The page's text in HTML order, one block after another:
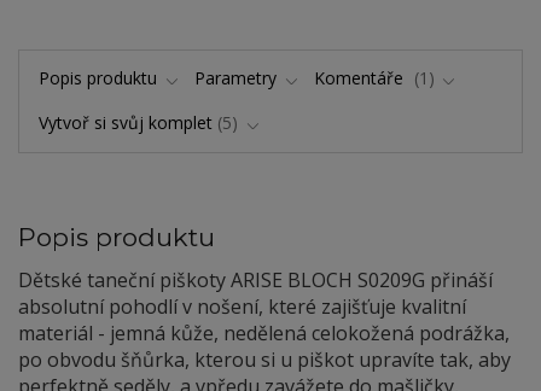
Popis produktu Parametry Komentáře
1
Vytvoř si svůj komplet 5
Popis produktu
Dětské taneční piškoty ARISE BLOCH S0209G přináší
absolutní pohodlí v nošení, které zajišťuje kvalitní
materiál - jemná kůže, nedělená celokožená podrážka,
po obvodu šňůrka, kterou si u piškot upravíte tak, aby